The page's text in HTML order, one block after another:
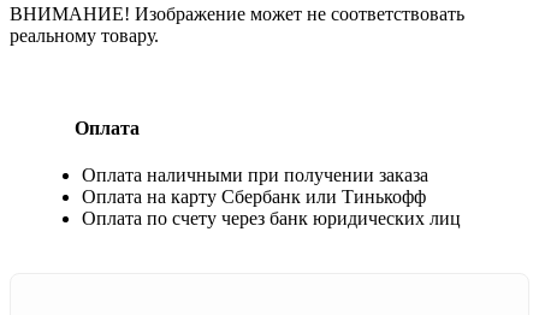
ВНИМАНИЕ! Изображение может не соответствовать
реальному товару.
Оплата
Оплата наличными при получении заказа
Оплата на карту Сбербанк или Тинькофф
Оплата по счету через банк юридических лиц